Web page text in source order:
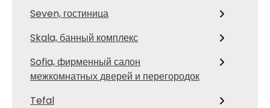
Seven, гостиница
Skala, банный комплекс
Sofia, фирменный салон
межкомнатных дверей и перегородок
Tefal